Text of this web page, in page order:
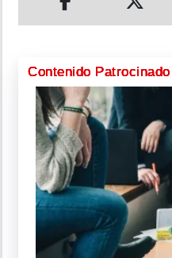
Contenido Patrocinado